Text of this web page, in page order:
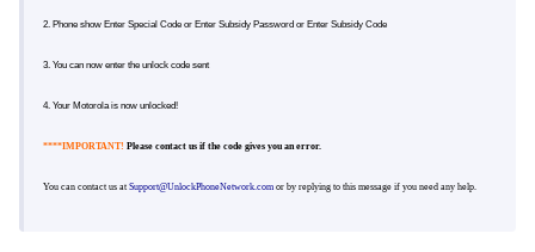
2. Phone show Enter Special Code or Enter Subsidy Password or Enter Subsidy Code
3. You can now enter the unlock code sent
4. Your Motorolais now unlocked!
****IMPORTANT! Please contact us if the code gives you an error.
You can contact us at Support@UnlockPhoneNetwork.com or by replying to this message if you need any help.